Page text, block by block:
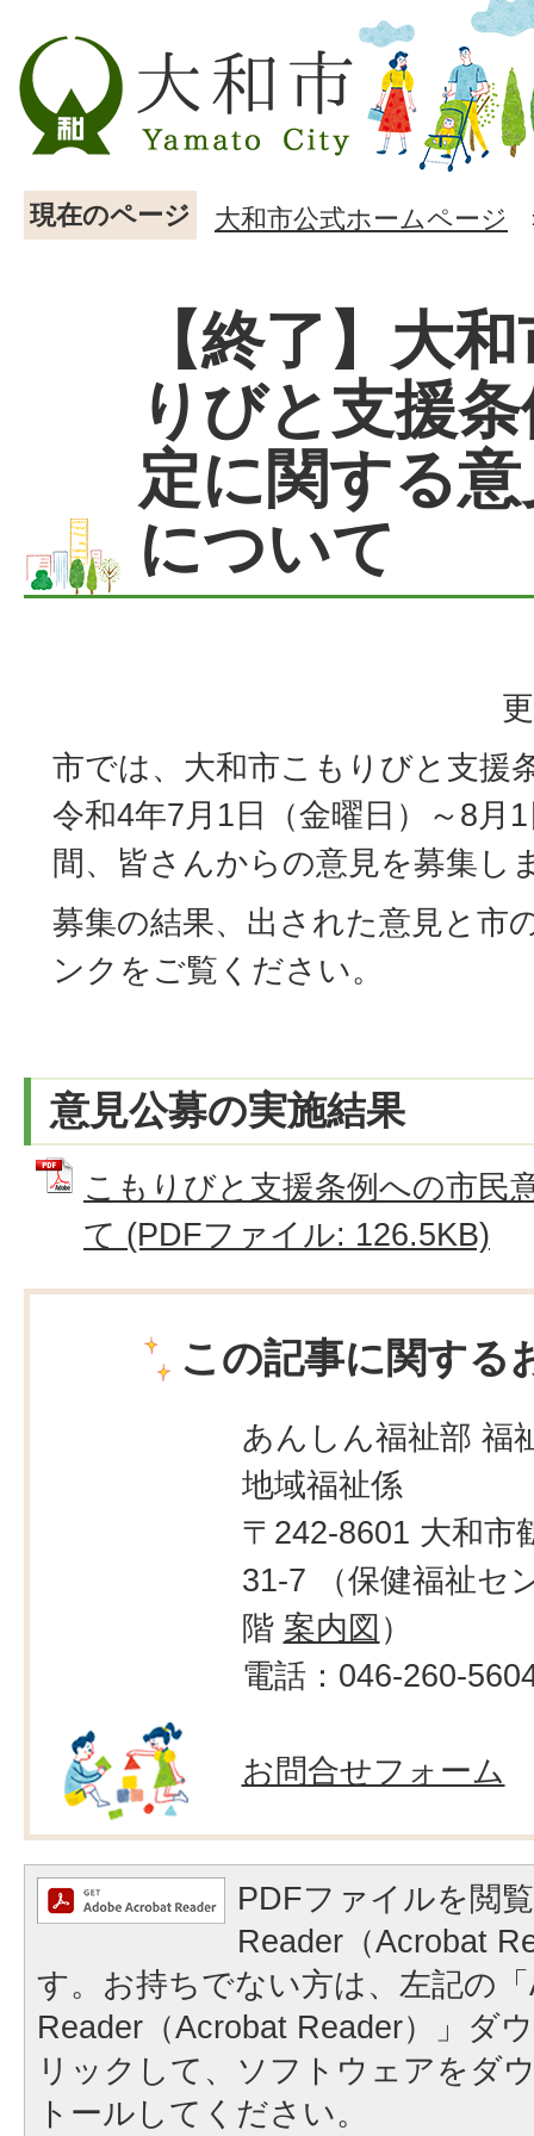
現在のページ 大和市公式ホームページ
【終了】大
りびと支援
定に関する
について
市では、大和市こもりびと支援
令和4年7月1日（金曜日）～8月
間、皆さんからの意見を募集し
募集の結果、出された意見と市
ンクをご覧ください。
意見公募の実施結果
こもりびと支援条例への市民
て (PDFファイル: 126.5KB)
この記事に関する
あんしん福祉部 福
地域福祉係
〒242-8601 大和市
31-7 （保健福祉セ
階 案内図 ）
電話：046-260-
お問合せフォーム
PDFファイルを閲
Reader（Acrobat
す。お持ちでない方は、左記の
Reader（Acrobat Reader）」ダ
リックして、ソフトウェアをダ
トールしてください。